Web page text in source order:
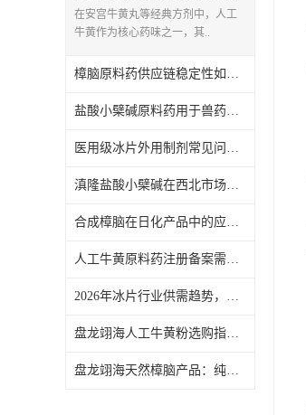
方中的用量，盘龙翊海提供合
规供应
在安宫牛黄丸等经典方剂中，人工
牛黄作为核心药味之一，其..
樟脑原料药供应链稳定性如何保障？盘龙翊海依托陕西仓储配送
盐酸小檗碱原料药用于兽药领域，盘龙翊海谈法规符合性
医用级冰片外用制剂常见问题，盘龙翊海从原料角度提供解决思路
滇隆盐酸小檗碱在西北市场的供应特点，盘龙翊海讲物流与仓储
合成樟脑在日化产品中的应用趋势，盘龙翊海提供医药级原料
人工牛黄原料药注册备案需注意什么？盘龙翊海协助药企准备资料
2026年冰片行业供需趋势，盘龙翊海陕西生产基地产能与品控介绍
盘龙翊海人工牛黄粉选购指南，从含量测定到细度检查，帮助您合理选型
盘龙翊海天然樟脑产品：纯度等级与药用辅料标准解析